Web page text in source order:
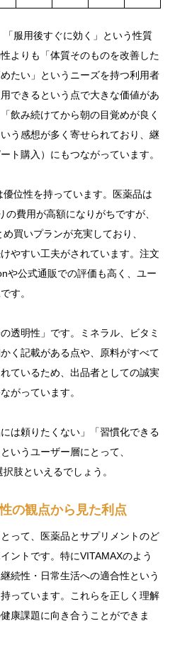
服用後すぐに効く」という性質
よりも「体質そのものを改善した
たい」というニーズを持つ利用者
できるという点で大きな価値があ
飲み続けてから朝の目覚めが良く
う感想が多く寄せられており、継
ト購入）にもつながっています。
優位性を持っています。医薬品は
費用が高額になりがちですが、
買いプランが充実しており、
やすい工夫がされています。注文
や公式通販での評価も高く、ユー
す。
透明性」です。ミネラル、ビタミ
く記載がある点や、原料がすべて
ているため、出品者としての誠実
がっています。
は頼りたくない」「習慣化できる
いうユーザー層にとって、
肢といえるでしょう。
の観点から見た利点
って、医薬品とサプリメントのど
ントです。特にVITAMAXのよう
続性・日常生活への適合性という
っています。これらを正しく理解
康課題に向き合うことができま